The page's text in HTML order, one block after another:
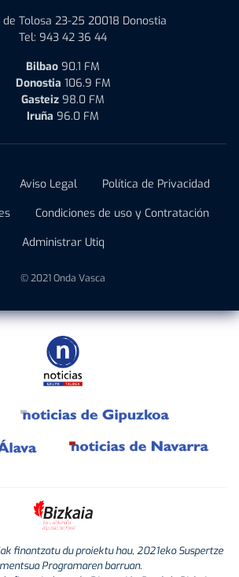
de Tolosa 23-25 20018 Donostia
Tel: 943 42 36 44
Bilbao 90.1 FM
Donostia 106.9 FM
Gasteiz 98.0 FM
Iruña 96.0 FM
Aviso Legal
Política de Privacidad
Condiciones de uso y Contratación
Administrar Utiq
© 2021 Onda Vasca
finantzatu du proiektu hau, 2021eko Suspertze
Programaren barruan.